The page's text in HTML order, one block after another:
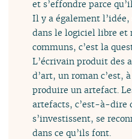
et s’effondre parce
Il y a également l’idée,
dans le logiciel libre et
communs, c’est la
L’écrivain produit des
d’art, un roman c’est,
produire un artefact.
artefacts, c’est-à-dire
s’investissent, se
dans ce qu’ils font.